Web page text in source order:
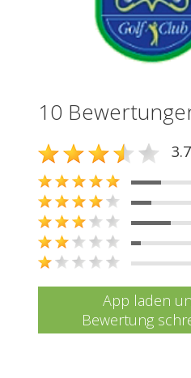
10
3.7
App laden
Bewertung